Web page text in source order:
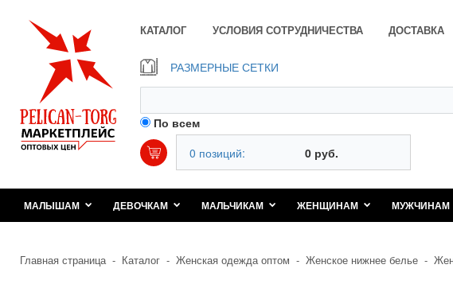
КАТАЛОГ УСЛОВИЯ СОТРУДНИЧЕСТВА ДОСТАВКА
РАЗМЕРНЫЕ СЕТКИ
По всем
0 позиций: 0 руб.
МАЛЫШАМ ДЕВОЧКАМ МАЛЬЧИКАМ ЖЕНЩИНАМ МУЖЧИНАМ
Главная страница - Каталог - Женская одежда оптом - Женское нижнее белье -